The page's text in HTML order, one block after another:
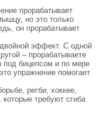
прорабатывает
но это только
он прорабатывает
двойной эффект. С одной
– прорабатываете
под бицепсом и по мере
упражнение помогает
регби, хоккее,
требуют сгиба